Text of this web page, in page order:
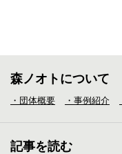
森ノオトについて
・団体概要 ・事例紹介
記事を読む